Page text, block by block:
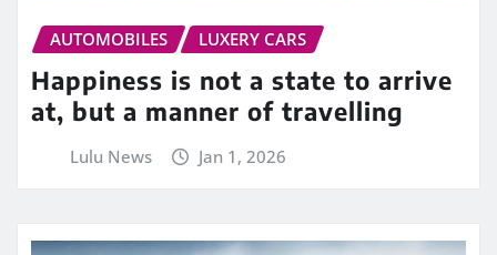
AUTOMOBILES LUXERY CARS
Happiness is not a state to arrive
at, but a manner of travelling
Lulu News Jan 1, 2026